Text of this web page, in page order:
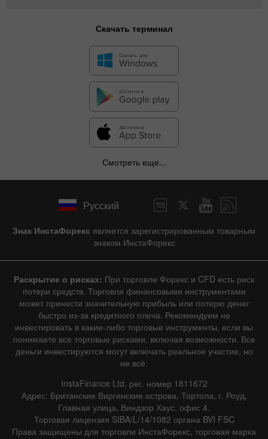
Скачать терминал
Смотреть еще...
Русский
Знак ИнстаФорекс является зарегистрированным товарным
знаком ИнстаФорекс
Раскрытие о рисках: При торговле Форекс и CFD есть риск
потери средств. Торговля финансовыми инструментами
может принести значительную прибыль или потерю денег
быстро из-за кредитного плеча. Рекомендуем не
инвестировать в какие-либо торговые инструменты, если вы
понимаете все торговые рисками, включая возможности. Все
деньги инвестируются могут включать реальное участие, но
не всё.
InstaFinance Ltd, рег. номер 1811672
Адрес: Британские Виргинские острова, Тортола, г. Роуд,
Главная улица, Виндзор Хаус, офис 4.
Торговая лицензия SIBA/L/14/1082 органа BVI FSC
Права защищены для торговли ИнстаФорекс, торговая марка